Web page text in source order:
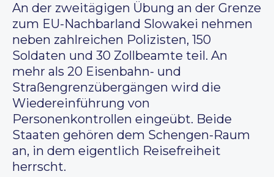
An der zweitägigen Übung an der Grenze
zum EU-Nachbarland Slowakei nehmen
neben zahlreichen Polizisten, 150
Soldaten und 30 Zollbeamte teil. An
mehr als 20 Eisenbahn- und
Straßengrenzübergängen wird die
Wiedereinführung von
Personenkontrollen eingeübt. Beide
Staaten gehören dem Schengen-Raum
an, in dem eigentlich Reisefreiheit
herrscht.